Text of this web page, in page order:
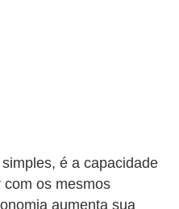
é a capacidade
os mesmos
aumenta sua